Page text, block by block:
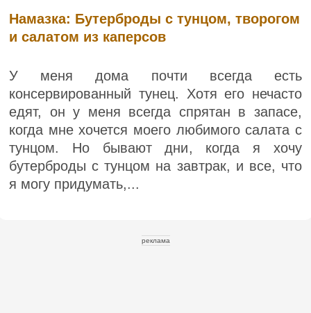
Намазка: Бутерброды с тунцом, творогом
и салатом из каперсов
У меня дома почти всегда есть
консервированный тунец. Хотя его нечасто
едят, он у меня всегда спрятан в запасе,
когда мне хочется моего любимого салата с
тунцом. Но бывают дни, когда я хочу
бутерброды с тунцом на завтрак, и все, что
я могу придумать,...
реклама